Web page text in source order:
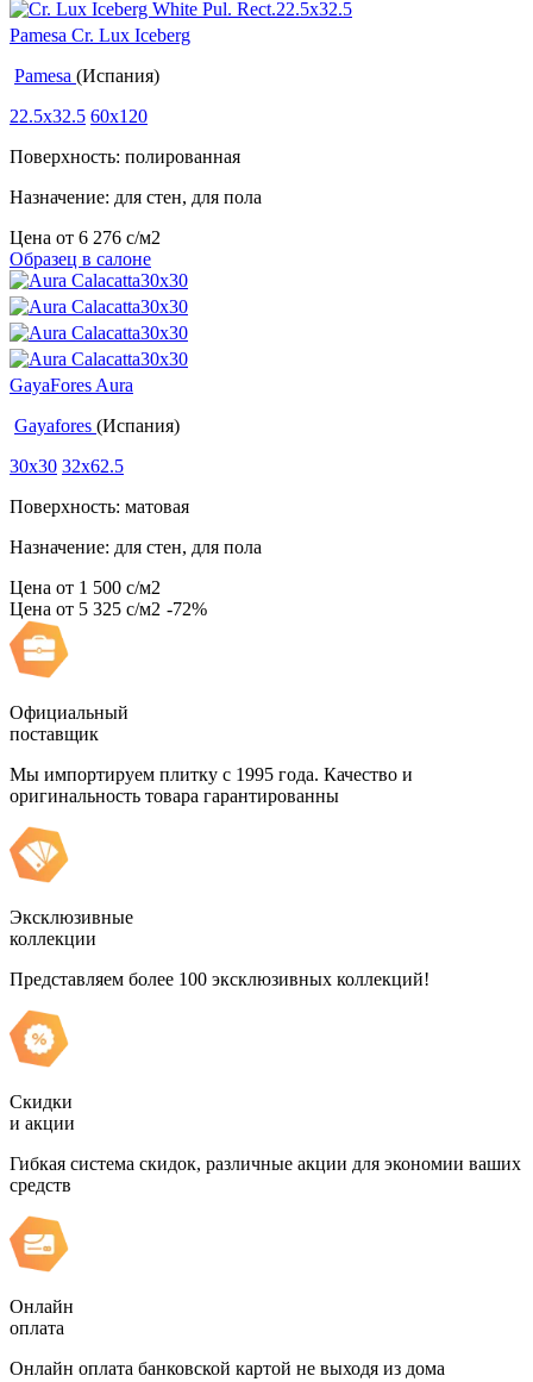
Pamesa Cr. Lux Iceberg
Pamesa (Испания)
22.5x32.5 60x120
Поверхность: полированная
Назначение: для стен, для пола
Цена от 6 276 c/м2
Образец в салоне
GayaFores Aura
Gayafores (Испания)
30x30 32x62.5
Поверхность: матовая
Назначение: для стен, для пола
Цена от 1 500 c/м2
Цена от 5 325 c/м2 -72%
Официальный
поставщик
Мы импортируем плитку с 1995 года. Качество и
оригинальность товара гарантированны
Эксклюзивные
коллекции
Представляем более 100 эксклюзивных коллекций!
Скидки
и акции
Гибкая система скидок, различные акции для экономии ваших
средств
Онлайн
оплата
Онлайн оплата банковской картой не выходя из дома